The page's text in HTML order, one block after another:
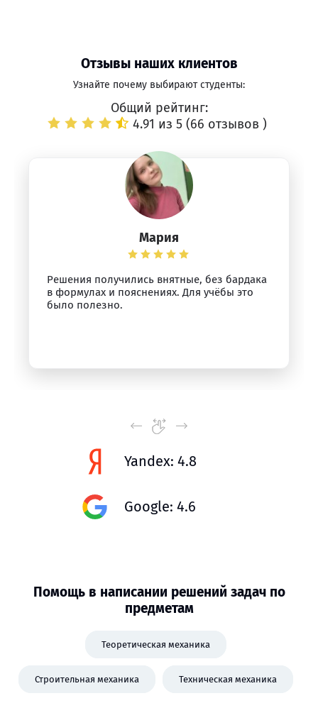
Отзывы наших клиентов
Узнайте почему выбирают студенты:
Общий рейтинг:
4.91 из 5 (66 отзывов )
Мария
Решения получились внятные, без бардака
в формулах и пояснениях. Для учёбы это
было полезно.
Yandex: 4.8
Google: 4.6
Помощь в написании решений задач по
предметам
Теоретическая механика
Строительная механика Техническая механика